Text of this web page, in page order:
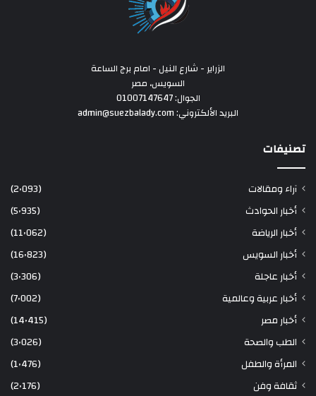
الزراير - شارع النيل - امام برج الساعة
السويس، مصر
الجوال: 01007147647
البريد الألكتروني: admin@suezbalady.com
تصنيفات
آراء ومقالات
(2٬093)
أخبار الحوادث
(5٬935)
أخبار الرياضة
(11٬062)
أخبار السويس
(16٬823)
أخبار عاجلة
(3٬306)
أخبار عربية وعالمية
(7٬002)
أخبار مصر
(14٬415)
الطب والصحة
(3٬026)
المرأة والطفل
(1٬476)
ثقافة وفن
(2٬176)